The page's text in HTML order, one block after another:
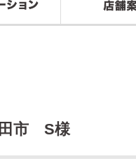
市 S様